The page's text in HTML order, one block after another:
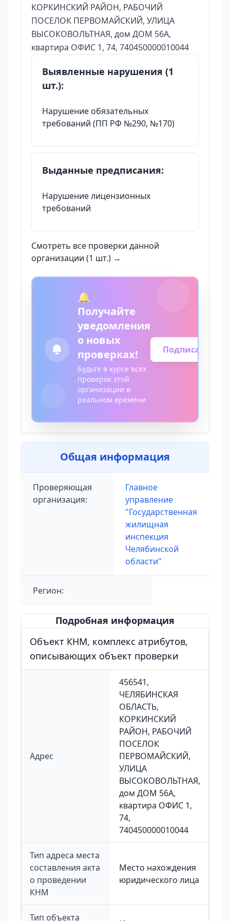
КОРКИНСКИЙ РАЙОН, РАБОЧИЙ
ПОСЕЛОК ПЕРВОМАЙСКИЙ, УЛИЦА
ВЫСОКОВОЛЬТНАЯ, дом ДОМ 56А,
квартира ОФИС 1, 74, 740450000010044
Выявленные нарушения (1
шт.):
Нарушение обязательных
требований (ПП РФ №290, №170)
Выданные предписания:
Нарушение лицензионных
требований
Смотреть все проверки данной
организации (1 шт.) →
🔔
Получайте
уведомления
о новых
проверках!
Будьте в курсе всех
проверок этой
организации в
реальном времени
Подписаться
Общая информация
Проверяющая
организация:
Главное
управление
"Государственная
жилищная
инспекция
Челябинской
области"
Регион:
Подробная информация
Объект КНМ, комплекс атрибутов,
описывающих объект проверки
Адрес
456541,
ЧЕЛЯБИНСКАЯ
ОБЛАСТЬ,
КОРКИНСКИЙ
РАЙОН, РАБОЧИЙ
ПОСЕЛОК
ПЕРВОМАЙСКИЙ,
УЛИЦА
ВЫСОКОВОЛЬТНАЯ,
дом ДОМ 56А,
квартира ОФИС 1,
74,
740450000010044
Тип адреса места
составления акта
о проведении
КНМ
Место нахождения
юридического лица
Тип объекта